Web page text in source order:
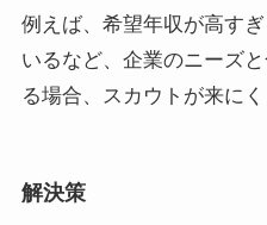
例えば、希望年収が高す
いるなど、企業のニーズ
る場合、スカウトが来にく
解決策